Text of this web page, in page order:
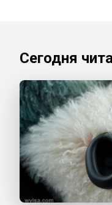
Сегодня